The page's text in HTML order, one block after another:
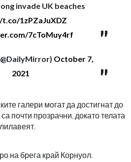
invade UK beaches
1zPZaJuXDZ
7cToMuy4rf
October 7,
2021
галери могат да достигнат до
почти прозрачни, докато телата
на брега край Корнуол.